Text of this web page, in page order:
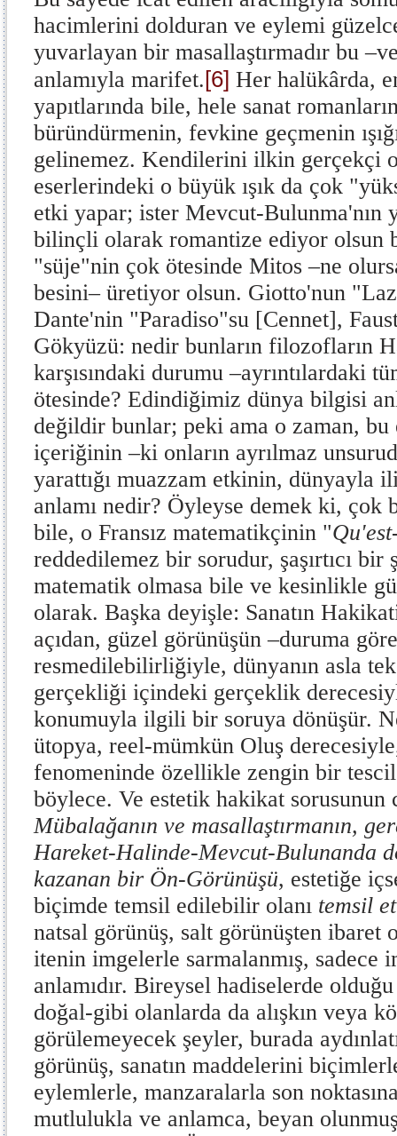
hacimlerini dolduran ve eylemi
yuvarlayan bir masallaştırmadır bu
anlamıyla marifet.[6] Her halükârda,
yapıtlarında bile, hele sanat
büründürmenin, fevkine geçmenin
gelinemez. Ken­dilerini ilkin gerçekçi
eserlerindeki o bü­yük ışık da çok
etki yapar; ister Mevcut-Bulunma'nın
bilinçli olarak romantize ediyor olsun
"süje"nin çok ötesinde Mitos –ne
besini– üretiyor olsun. Giotto'nun
Dante'nin "Paradiso"su [Cen­net],
Gökyüzü: nedir bunların filozofların
karşısındaki durumu –ayrıntılardaki
ötesinde? Edindiğimiz dünya bilgisi
değildir bunlar; peki ama o zaman, bu
içeriğinin –ki onların ayrılmaz
yarattığı muazzam etkinin, dünyayla
anlamı nedir? Öyleyse demek ki, çok
bile, o Fransız matematikçinin "
reddedilemez bir sorudur, şaşırtıcı
matematik olmasa bile ve kesinlikle
olarak. Başka deyişle: Sanatın
açıdan, güzel görünüşün –duruma
resmedilebilirliğiyle, dünyanın asla
gerçekli­ği içindeki gerçeklik
konumuyla ilgili bir soruya dönüşür.
ütopya, reel-mümkün Oluş derecesiyle,
fenomeninde özellikle zengin bir
böylece. Ve estetik hakikat sorusunun
Mübalağanın ve masallaştırmanın,
Hareket-Halinde-Mevcut-Bulunanda
kazanan bir Ön-Görünüşü, estetiğe
biçimde temsil edilebilir olanı temsil
natsal görünüş, salt görünüşten ibaret
ite­nin imgelerle sarmalanmış, sadece
anlamıdır. Bireysel hadiselerde
doğal-gibi olanlarda da alışkın veya
görülemeye­cek şeyler, burada
görünüş, sanatın maddelerini
eylemlerle, manzaralarla son
mutlulukla ve anlamca, beyan olunmuş